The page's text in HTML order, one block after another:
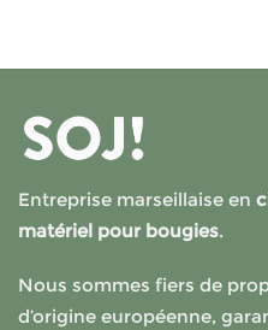
Entreprise marseillaise en
matériel pour bougies.
Nous sommes fiers de
d’origine européenne,